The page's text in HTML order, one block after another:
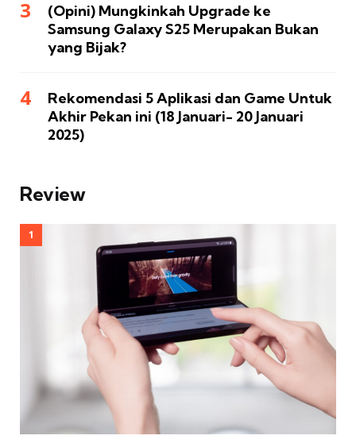
(Opini) Mungkinkah Upgrade ke
Samsung Galaxy S25 Merupakan Bukan
yang Bijak?
Rekomendasi 5 Aplikasi dan Game Untuk
Akhir Pekan ini (18 Januari- 20 Januari
2025)
Review